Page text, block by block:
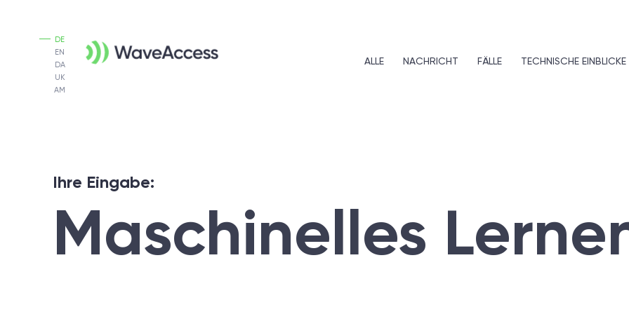
AM
UK
DE
DA
EN
ALLE NACHRICHT FÄLLE TECHNISCHE EINBLICKE
Ihre Eingabe:
Maschinelles